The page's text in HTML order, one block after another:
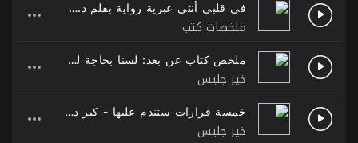
في قلبي أنثى عبرية رواية بقلم د.خولة حمدي
ملخصات كتب
ملخص كتاب عن بعد: لسنا بحاجة لمقر عمل بقلم جيسن فريد وديفيد هانسون
خير جليس
خمسة قرارات ستندم عليها - كبر دماغك بقلم خالد المنيف
خير جليس